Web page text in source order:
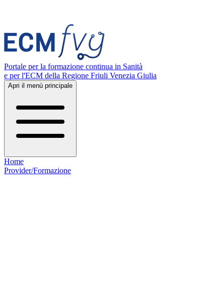
Portale per la formazione continua in Sanità
e per l'ECM della Regione Friuli Venezia Giulia
Apri il menù principale
Home
Provider/Formazione